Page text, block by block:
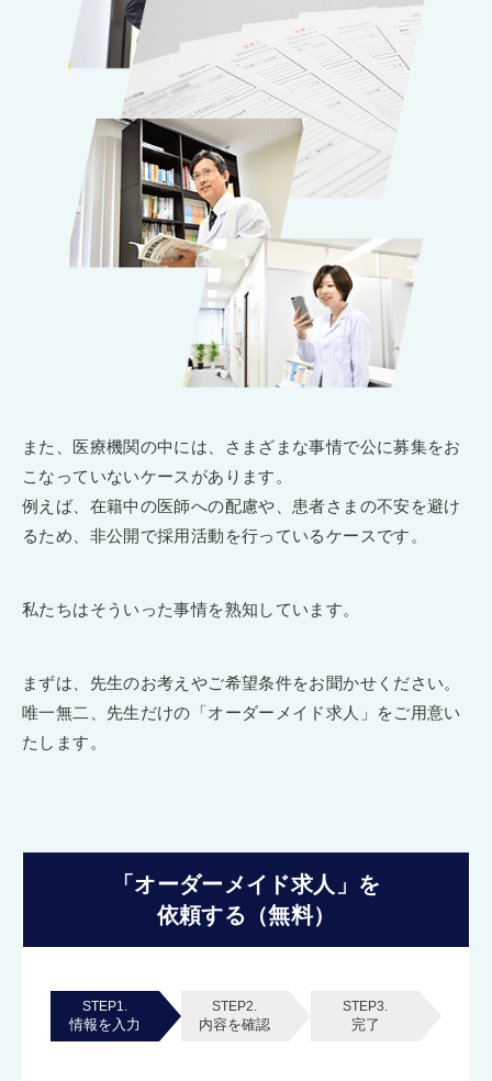
また、医療機関の中には、さまざまな事情で公に募集をお
こなっていないケースがあります。
例えば、在籍中の医師への配慮や、患者さまの不安を避け
るため、非公開で採用活動を行っているケースです。
私たちはそういった事情を熟知しています。
まずは、先生のお考えやご希望条件をお聞かせください。
唯一無二、先生だけの「オーダーメイド求人」をご用意い
たします。
「オーダーメイド求人」を
依頼する（無料）
STEP1.
情報を入力
STEP2.
内容を確認
STEP3.
完了